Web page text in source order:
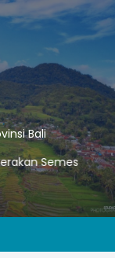
Bali